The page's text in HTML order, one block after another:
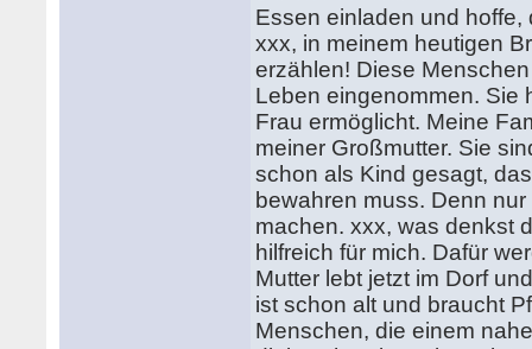
Essen einladen und
xxx, in meinem heutigen
erzählen! Diese
Leben eingenommen. Sie
Frau ermöglicht. Meine
meiner Großmutter. Sie
schon als Kind gesagt,
bewahren muss. Denn
machen. xxx, was denkst
hilfreich für mich. Dafür
Mutter lebt jetzt im Dorf
ist schon alt und braucht
Menschen, die einem